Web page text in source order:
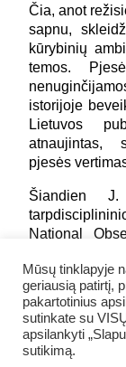
Čia, anot
sapnu,
kūrybinių
temos.
istorijoje
Lietuvos
atnaujintas,
pjesės
Šiandien J.
National
J. Cocteau
kūrėjas
dramaturgo,
grafikos
dizainerio,
Mūsų tinklapyje
geriausią patirtį,
pakartotinius
sutinkate su
apsilankyti
sutikimą.